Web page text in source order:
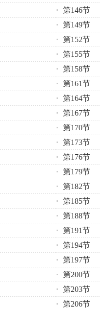
第146节
第149节
第152节
第155节
第158节
第161节
第164节
第167节
第170节
第173节
第176节
第179节
第182节
第185节
第188节
第191节
第194节
第197节
第200节
第203节
第206节